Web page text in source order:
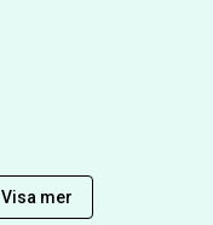
Visa mer